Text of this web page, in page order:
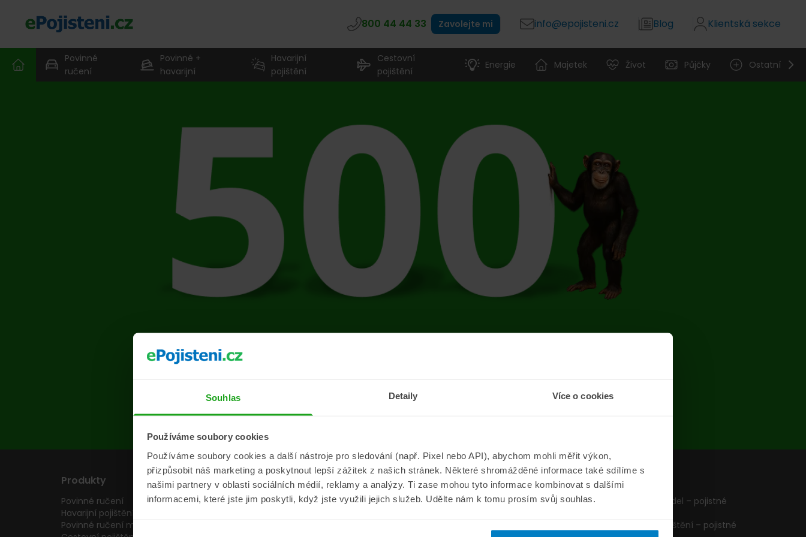
Souhlas Detaily Více o cookies
Používáme soubory cookies
Používáme soubory cookies a další nástroje pro sledování (např. Pixel nebo API), abychom mohli měřit výkon,
přizpůsobit náš marketing a poskytnout lepší zážitek z našich stránek. Některé shromážděné informace také sdílíme s
našimi partnery v oblasti sociálních médií, reklamy a analýzy. Ti zase mohou tyto informace kombinovat s dalšími
informacemi, které jste jim poskytli, když jste využili jejich služeb. Udělte nám k tomu prosím svůj souhlas.
800 44 44 33 Zavolejte mi info@epojisteni.cz Blog Klientská sekce
Povinné
ručení
Povinné +
havarijní
Havarijní
pojištění
Cestovní
pojištění
Energie Majetek Život Půjčky Ostatní
Na stránce se vyskytla chyba
Přejít na úvodní stránku
Produkty
Povinné ručení
Havarijní pojištění
Povinné ručení motocyklu
Pojišťovny
Pojišťovny
Informace
Aktuality
ePojisteni.cz
O nás
Formuláře
Pojištění vozidel – pojistné
Cestovní pojištění – pojistné